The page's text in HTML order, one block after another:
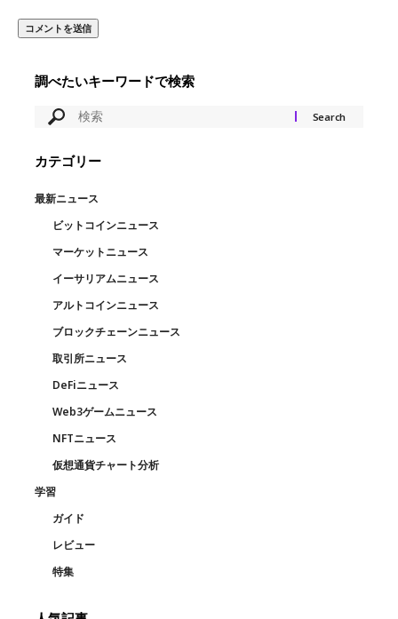
調べたいキーワードで検索
カテゴリー
最新ニュース
ビットコインニュース
マーケットニュース
イーサリアムニュース
アルトコインニュース
ブロックチェーンニュース
取引所ニュース
DeFiニュース
Web3ゲームニュース
NFTニュース
仮想通貨チャート分析
学習
ガイド
レビュー
特集